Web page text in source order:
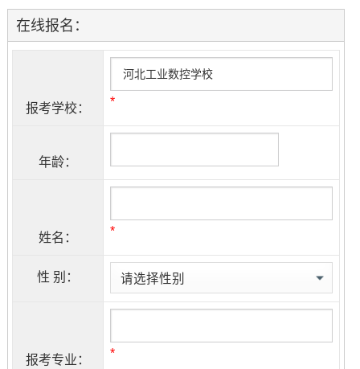
在线报名：
报考学校： *
年龄：
姓名： *
性 别：
报考专业： *